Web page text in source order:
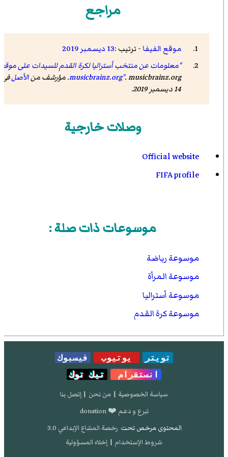
مراجع
موقع الفيفا - ترتيب :13 ديسمبر
2019
"معلومات عن منتخب أستراليا لكرة القدم للسيدات على موقع
musicbrainz.org". musicbrainz.org. مؤرشف من الأصلفي
14 ديسمبر 2019.
وصلات خارجية
Official website
FIFA profile
موسوعات ذات صلة :
موسوعة رياضة
موسوعة المرأة
موسوعة أستراليا
موسوعة كرة القدم
تويتر يوتيوب
فيسبوك
انستقرام
تيك توك
سياسة الخصوصية | من نحن | إتصل بنا
تبرع و دعم ❤️ donation
المحتوى مرخص تحت رخصة المشاع الإبداعي 3.0
شروط الإستخدام | إخلاء المسؤولية